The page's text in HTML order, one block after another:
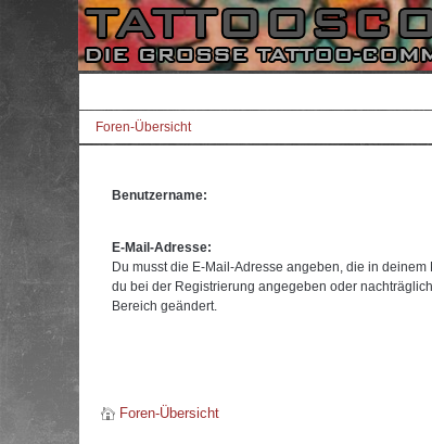
Foren-Übersicht
Benutzername:
E-Mail-Adresse:
Du musst die E-Mail-Adresse angeben, die in
du bei der Registrierung angegeben oder
Bereich geändert.
Foren-Übersicht